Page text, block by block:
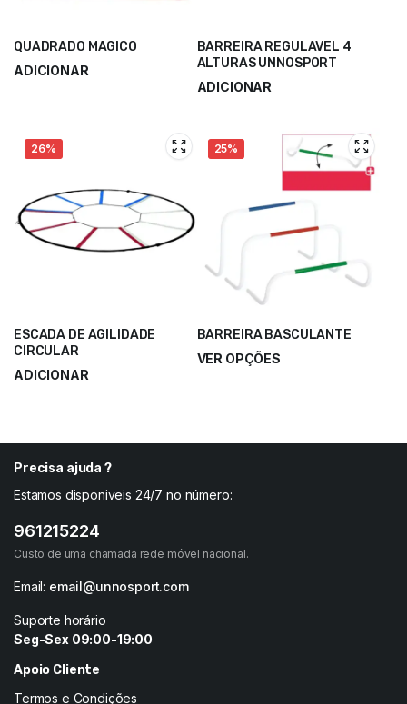
QUADRADO MAGICO
ADICIONAR
BARREIRA REGULAVEL 4
ALTURAS UNNOSPORT
ADICIONAR
26%
ESCADA DE AGILIDADE
CIRCULAR
ADICIONAR
25%
BARREIRA BASCULANTE
VER OPÇÕES
Precisa ajuda ?
Estamos disponiveis 24/7 no número:
961215224
Custo de uma chamada rede móvel nacional.
Email: email@unnosport.com
Suporte horário
Seg-Sex 09:00-19:00
Apoio Cliente
Termos e Condições